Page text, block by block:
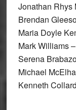
Jonathan Rhys
Brendan
Maria Doyle
Mark Williams
Serena
Michael
Kenneth